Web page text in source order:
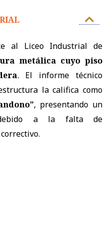
al Liceo Industrial de
metálica cuyo piso
. El informe técnico
la califica como
, presentando un
debido a la falta de